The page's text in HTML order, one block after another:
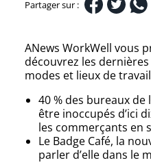
Partager sur :
ANews WorkWell vous
découvrez les
modes et lieux de
40 % des bureaux
être inoccupés d’ici
les commerçants en
Le Badge Café, la
parler d’elle dans le